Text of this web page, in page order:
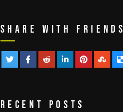
Share With Friends
Recent Posts